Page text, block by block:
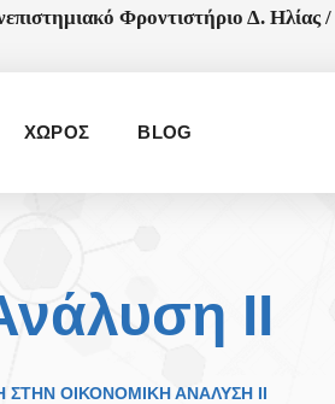
Φροντιστήριο Δ. Ηλίας /
ΧΩΡΟΣ BLOG
ΙΙ
ΣΤΗΝ ΟΙΚΟΝΟΜΙΚΉ ΑΝΆΛΥΣΗ ΙΙ